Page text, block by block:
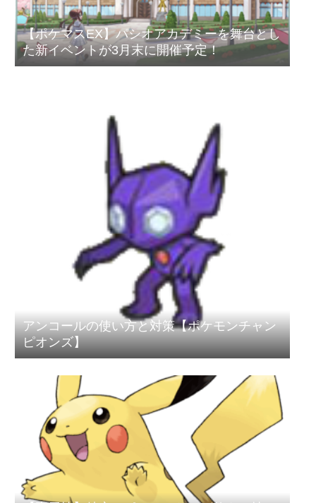
【ポケマスEX】パシオアカデミーを舞台とし
た新イベントが3月末に開催予定！
アンコールの使い方と対策【ポケモンチャン
ピオンズ】